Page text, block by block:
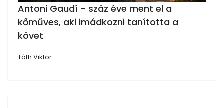
Antoni Gaudí - száz éve ment el a
kőműves, aki imádkozni tanította a
követ
Tóth Viktor